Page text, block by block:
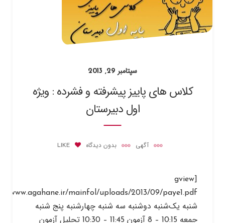
سپتامبر 29, 2013
کلاس های پاییز پیشرفته و فشرده : ویژه
اول دبیرستان
آگهی بدون دیدگاه LIKE
[gview
شنبه یک‌شنبه دوشنبه سه شنبه چهارشنبه پنج شنبه
جمعه 10:15 – 8 آزمون 11:45 – 10:30 تحلیل آزمون